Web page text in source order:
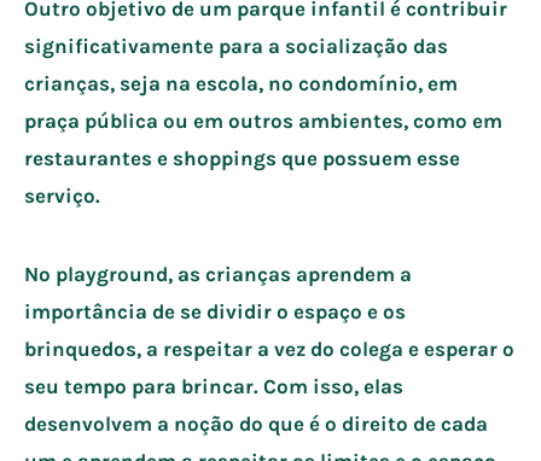
Outro objetivo de um parque infantil é contribuir
significativamente para a socialização das
crianças, seja na escola, no condomínio, em
praça pública ou em outros ambientes, como em
restaurantes e shoppings que possuem esse
serviço.
No playground, as crianças aprendem a
importância de se dividir o espaço e os
brinquedos, a respeitar a vez do colega e esperar o
seu tempo para brincar. Com isso, elas
desenvolvem a noção do que é o direito de cada